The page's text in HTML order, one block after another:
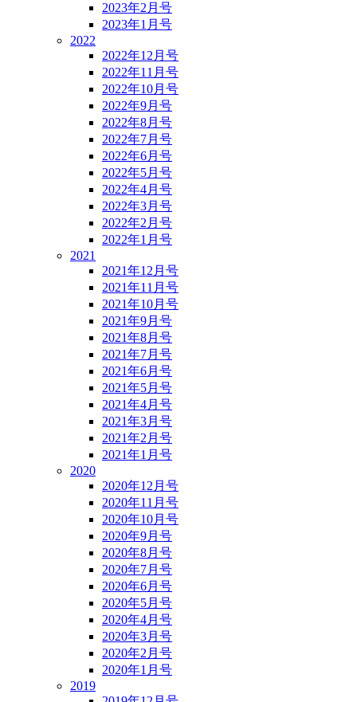
2023年2月号
2023年1月号
2022
2022年12月号
2022年11月号
2022年10月号
2022年9月号
2022年8月号
2022年7月号
2022年6月号
2022年5月号
2022年4月号
2022年3月号
2022年2月号
2022年1月号
2021
2021年12月号
2021年11月号
2021年10月号
2021年9月号
2021年8月号
2021年7月号
2021年6月号
2021年5月号
2021年4月号
2021年3月号
2021年2月号
2021年1月号
2020
2020年12月号
2020年11月号
2020年10月号
2020年9月号
2020年8月号
2020年7月号
2020年6月号
2020年5月号
2020年4月号
2020年3月号
2020年2月号
2020年1月号
2019